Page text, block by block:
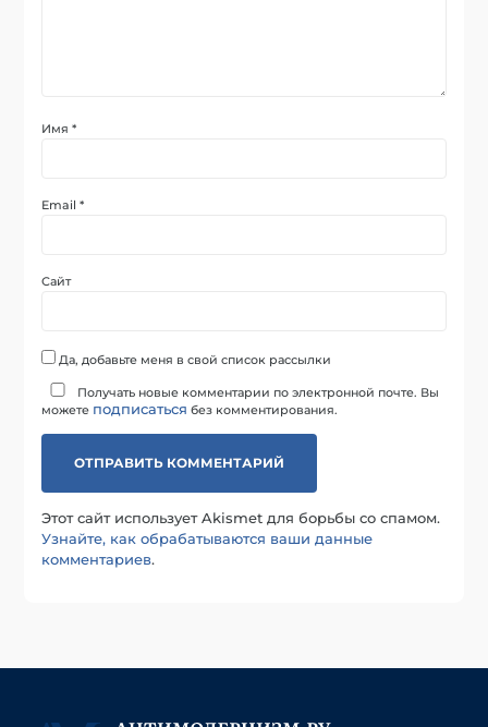
Имя*
Email*
Сайт
Да, добавьте меня в свой список рассылки
Получать новые комментарии по электронной почте. Вы
можете подписаться без комментирования.
Этот сайт использует Akismet для борьбы со спамом.
Узнайте, как обрабатываются ваши данные
комментариев.